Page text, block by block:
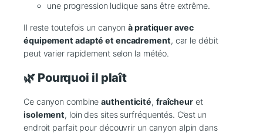
une progression ludique sans être extrême.
Il reste toutefois un canyonà pratiquer avec
équipement adapté et encadrement, car le débit
peut varier rapidement selon la météo.
🌿 Pourquoi il plaît
Ce canyon combineauthenticité, fraîcheuret
isolement, loin des sites surfréquentés. C’est un
endroit parfait pour découvrir un canyon alpin dans